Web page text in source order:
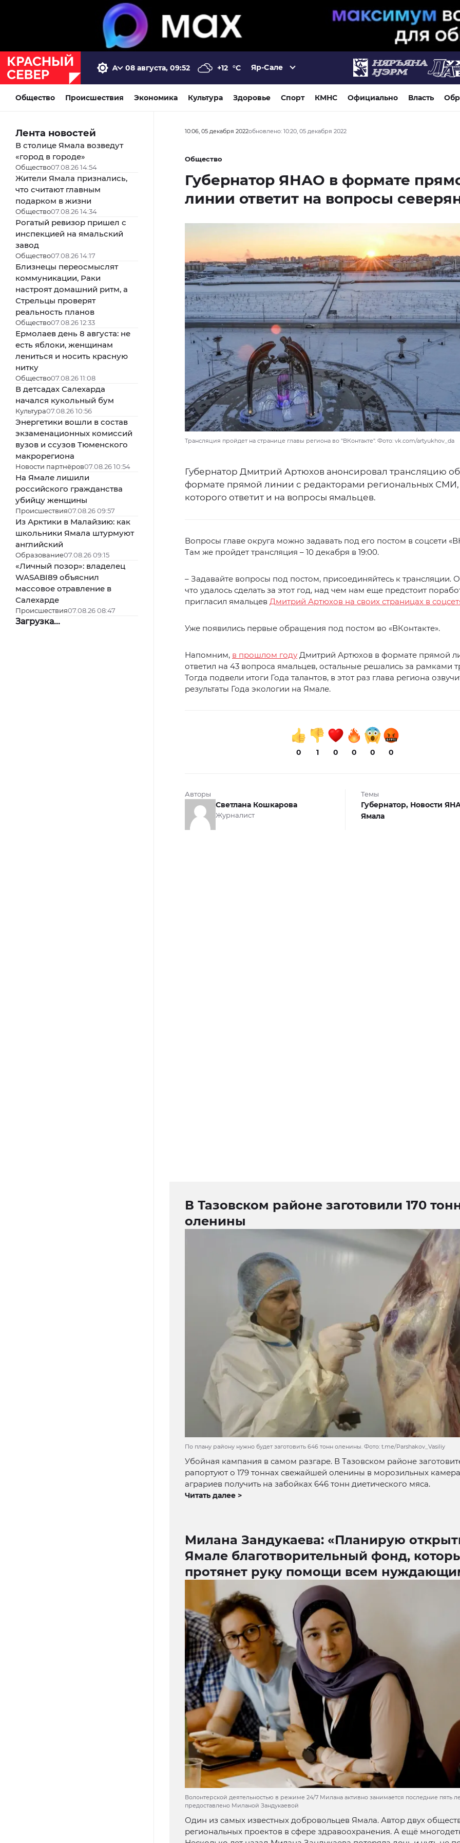
08 августа, 09:52 +12 °C Яр-Сале
Общество Происшествия Экономика Культура Здоровье Спорт КМНС Официально Власть
Лента новостей
В столице Ямала возведут
«город в городе»
Общество07.08.26 14:54
Жители Ямала признались,
что считают главным
подарком в жизни
Общество07.08.26 14:34
Рогатый ревизор пришел с
инспекцией на ямальский
завод
Общество07.08.26 14:17
Близнецы переосмыслят
коммуникации, Раки
настроят домашний ритм, а
Стрельцы проверят
реальность планов
Общество07.08.26 12:33
Ермолаев день 8 августа: не
есть яблоки, женщинам
лениться и носить красную
нитку
Общество07.08.26 11:08
В детсадах Салехарда
начался кукольный бум
Культура07.08.26 10:56
Энергетики вошли в состав
экзаменационных комиссий
вузов и ссузов Тюменского
макрорегиона
Новости партнёров07.08.26 10:54
На Ямале лишили
российского гражданства
убийцу женщины
Происшествия07.08.26 09:57
Из Арктики в Малайзию: как
школьники Ямала штурмуют
английский
Образование07.08.26 09:15
«Личный позор»: владелец
WASABI89 объяснил
массовое отравление в
Салехарде
Происшествия07.08.26 08:47
Загрузка...
10:06, 05 декабря 2022обновлено: 10:20, 05 декабря 2022
Общество
Губернатор ЯНАО в формате
линии ответит на вопросы
Трансляция пройдет на странице главы региона во "ВКонтакте". Фото: vk.com/artyukhov_da
Губернатор Дмитрий Артюхов анонсировал трансляцию
формате прямой линии с редакторами региональных СМИ,
которого ответит и на вопросы ямальцев.
Вопросы главе округа можно задавать под его постом в соцсети
Там же пройдет трансляция – 10 декабря в 19:00.
– Задавайте вопросы под постом, присоединяйтесь к трансляции.
что удалось сделать за этот год, над чем нам еще предстоит
пригласил ямальцев Дмитрий Артюхов на своих страницах в
Уже появились первые обращения под постом во «ВКонтакте».
Напомним, в прошлом году Дмитрий Артюхов в формате прямой
ответил на 43 вопроса ямальцев, остальные решались за рамками
Тогда подвели итоги Года талантов, в этот раз глава региона
результаты Года экологии на Ямале.
0 1 0 0 0 0
Авторы
Светлана Кошкарова
Журналист
Темы
Губернатор, Новости
Ямала
В Тазовском районе заготовили 170
оленины
По плану району нужно будет заготовить 646 тонн оленины. Фото: t.me/Parshakov_Vasiliy
Убойная кампания в самом разгаре. В Тазовском районе
рапортуют о 179 тоннах свежайшей оленины в морозильных
аграриев получить на забойках 646 тонн диетического мяса.
Читать далее >
Милана Зандукаева: «Планирую
Ямале благотворительный фонд,
протянет руку помощи всем
Волонтерской деятельностью в режиме 24/7 Милана активно занимается последние пять
предоставлено Миланой Зандукаевой
Один из самых известных добровольцев Ямала. Автор двух
региональных проектов в сфере здравоохранения. А ещё